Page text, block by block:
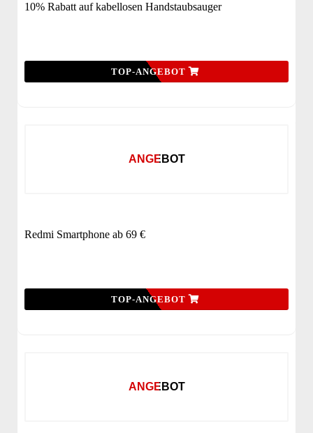
10% Rabatt auf kabellosen Handstaubsauger
TOP-ANGEBOT
ANGEBOT
Redmi Smartphone ab 69 €
TOP-ANGEBOT
ANGEBOT